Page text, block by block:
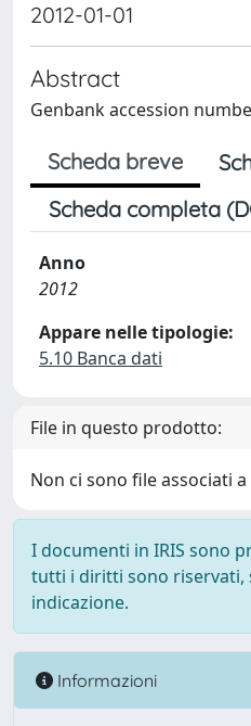
2012-01-01
Abstract
Genbank accession
Scheda breve
Scheda completa
Anno
2012
Appare nelle tipologie:
5.10 Banca dati
File in questo prodotto:
Non ci sono file associati
I documenti in IRIS sono
tutti i diritti sono riservati,
indicazione.
Informazioni